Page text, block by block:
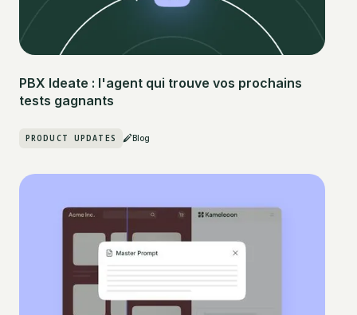
PBX Ideate : l'agent qui trouve vos prochains
tests gagnants
PRODUCT UPDATES Blog